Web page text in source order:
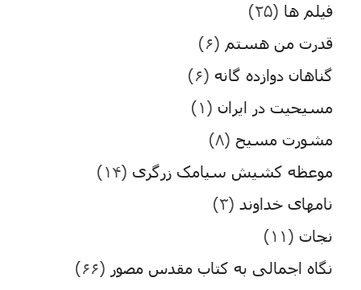
فیلم ها (۲۵)
قدرت من هستم (۶)
گناهان دوازده گانه (۶)
مسیحیت در ایران (۱)
مشورت مسیح (۸)
موعظه کشیش سیامک زرگری (۱۴)
نامهای خداوند (۳)
نجات (۱۱)
نگاه اجمالی به کتاب مقدس مصور (۶۶)